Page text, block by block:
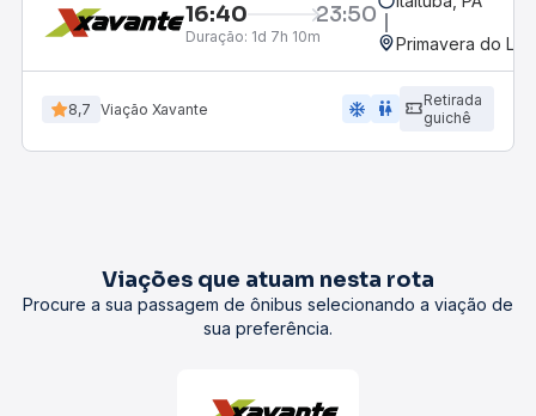
16:40 23:50
Duração: 1d 7h 10m Primavera do
8,7 Viação Xavante ac_unit wc
Retirada
guichê
Viações que atuam nesta rota
Procure a sua passagem de ônibus selecionando a viação de
sua preferência.